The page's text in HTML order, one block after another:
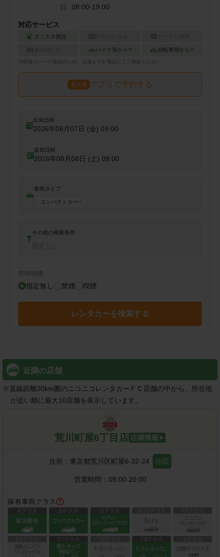
日
08:00-19:00
対応サービス
ガソスタ併設
バイク預かり ※ 自転車預かり ※
※ 駐輪 スペース確認のため、店舗までお電話にてご相談ください。
最安値 アプリで予約する
出発日時
2026年08月07日 (金) 09:00
返却日時
2026年08月08日 (土) 09:00
車両タイプ
コンパクトカー
その他の検索条件
禁煙/喫煙
指定無し 禁煙 喫煙
レンタカーを検索する
近隣の店舗
※直線距離30km圏のニコニコレンタカーＦＣ店舗の中から、所在地
が近い順に最大10店舗を表示しています。
荒川町屋6丁目店
住所： 東京都荒川区町屋6-32-24 地図
営業時間： 08:00-20:00
保有車両クラス